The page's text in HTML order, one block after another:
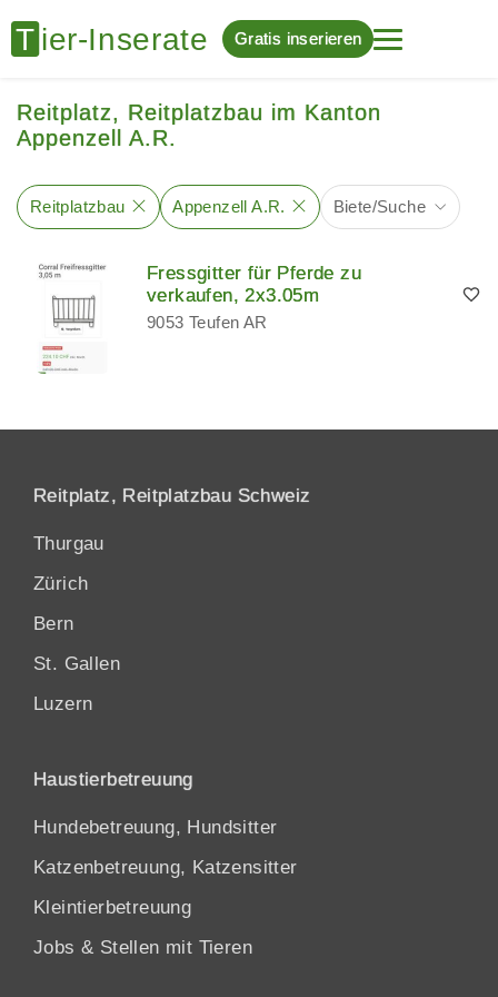
Gratis inserieren
Reitplatz, Reitplatzbau im Kanton
Appenzell A.R.
Reitplatzbau Appenzell A.R. Biete/Suche
Fressgitter für Pferde zu
verkaufen, 2x3.05m
9053 Teufen AR
Reitplatz, Reitplatzbau Schweiz
Thurgau
Zürich
Bern
St. Gallen
Luzern
Haustierbetreuung
Hundebetreuung, Hundsitter
Katzenbetreuung, Katzensitter
Kleintierbetreuung
Jobs & Stellen mit Tieren